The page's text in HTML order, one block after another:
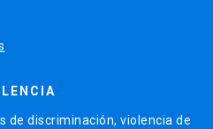
de discriminación, violencia de